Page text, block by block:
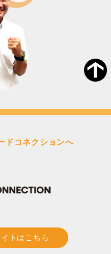
ドコネクションへ
トはこちら